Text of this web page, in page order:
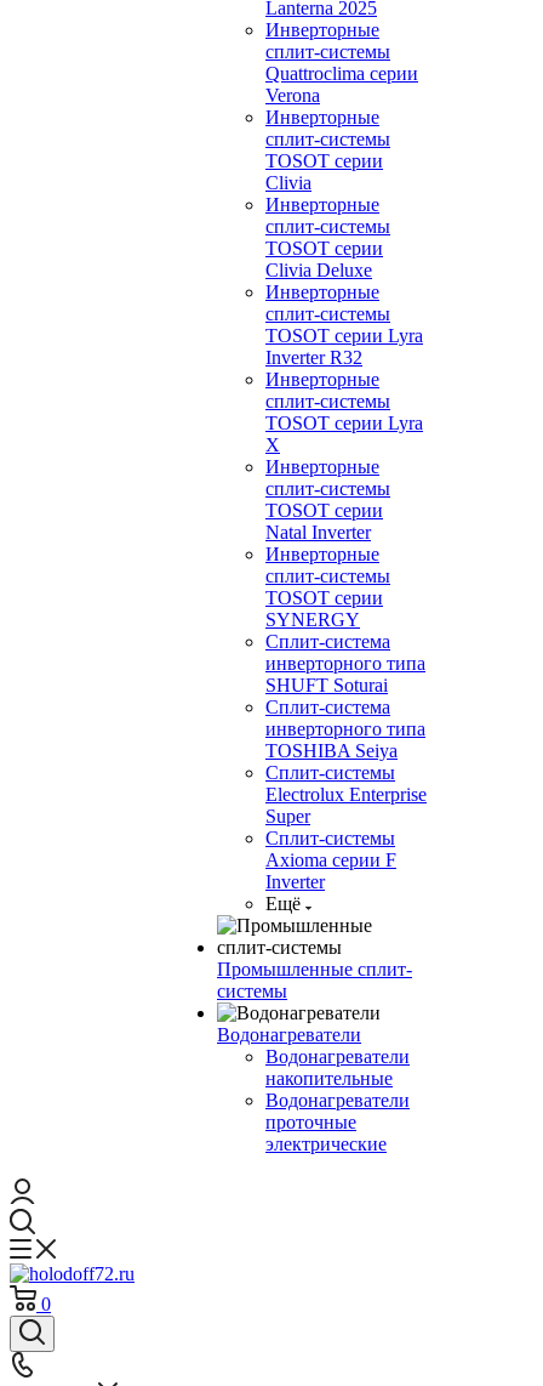
Lanterna 2025
Инверторные
сплит-системы
Quattroclima серии
Verona
Инверторные
сплит-системы
TOSOT серии
Clivia
Инверторные
сплит-системы
TOSOT серии
Clivia Deluxe
Инверторные
сплит-системы
TOSOT серии Lyra
Inverter R32
Инверторные
сплит-системы
TOSOT серии Lyra
X
Инверторные
сплит-системы
TOSOT серии
Natal Inverter
Инверторные
сплит-системы
TOSOT серии
SYNERGY
Сплит-система
инверторного типа
SHUFT Soturai
Сплит-система
инверторного типа
TOSHIBA Seiya
Сплит-системы
Electrolux Enterprise
Super
Сплит-системы
Axioma серии F
Inverter
Ещё
Промышленные сплит-
системы
Водонагреватели
Водонагреватели
накопительные
Водонагреватели
проточные
электрические
0